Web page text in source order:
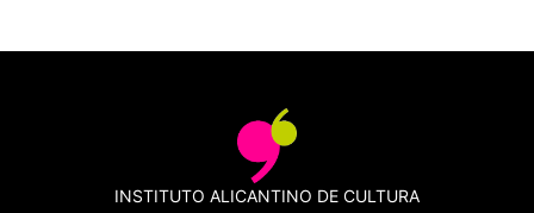
INSTITUTO ALICANTINO DE CULTURA